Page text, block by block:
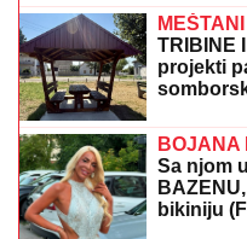
TRIBINE
projekti
BOJANA
Sa njom
bikiniju